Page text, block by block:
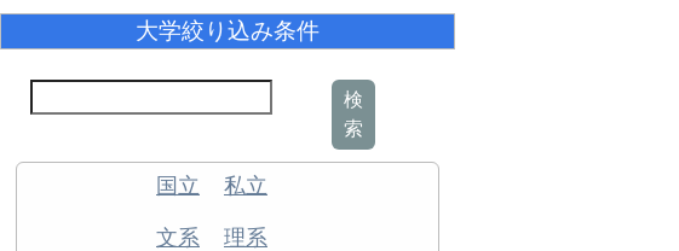
大学絞り込み条件
検
索
国立 私立
文系 理系